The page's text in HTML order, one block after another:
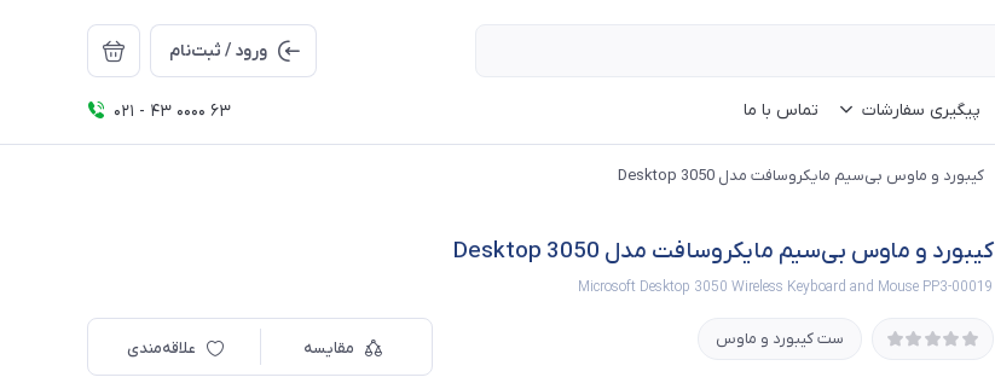
ورود / ثبت‌نام
پیگیری سفارشات تماس با ما 021 - 43 0000 63
کیبورد و ماوس بی‌سیم مایکروسافت مدل Desktop 3050
کیبورد و ماوس بی‌سیم مایکروسافت مدل Desktop 3050
Microsoft Desktop 3050 Wireless Keyboard and Mouse PP3-00019
ست کیبورد و ماوس مقایسه علاقه‌مندی